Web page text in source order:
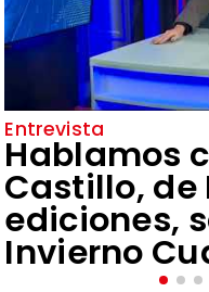
Entrevista
Hablamos
Castillo, de
ediciones,
Invierno